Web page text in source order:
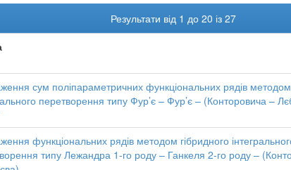
Результати від 1 до 20 із 27
сум поліпараметричних функціональних рядів методом
перетворення типу Фур’є – Фур’є – (Конторовича –
функціональних рядів методом гібридного
типу Лежандра 1-го роду – Ганкеля 2-го роду –